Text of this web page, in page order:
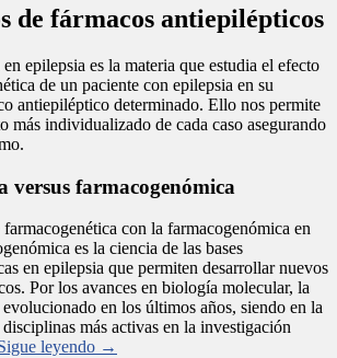
de fármacos antiepilépticos
en epilepsia es la materia que estudia el efecto
de un paciente con epilepsia en su
antiepiléptico determinado. Ello nos permite
más individualizado de cada caso asegurando
versus farmacogenómica
con la farmacogenómica en
es la ciencia de las bases
en epilepsia que permiten desarrollar nuevos
Por los avances en biología molecular, la
en los últimos años, siendo en la
más activas en la investigación
leyendo →